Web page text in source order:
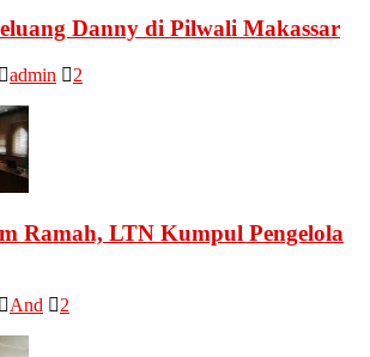
Danny di Pilwali Makassar
admin 2
Ramah, LTN Kumpul Pengelola
And 2